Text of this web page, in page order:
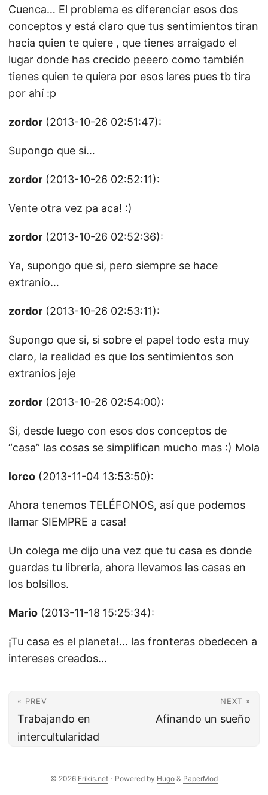
Cuenca… El problema es diferenciar esos dos
conceptos y está claro que tus sentimientos tiran
hacia quien te quiere , que tienes arraigado el
lugar donde has crecido peeero como también
tienes quien te quiera por esos lares pues tb tira
por ahí :p
zordor (2013-10-26 02:51:47):
Supongo que si…
zordor (2013-10-26 02:52:11):
Vente otra vez pa aca! :)
zordor (2013-10-26 02:52:36):
Ya, supongo que si, pero siempre se hace
extranio…
zordor (2013-10-26 02:53:11):
Supongo que si, si sobre el papel todo esta muy
claro, la realidad es que los sentimientos son
extranios jeje
zordor (2013-10-26 02:54:00):
Si, desde luego con esos dos conceptos de
“casa” las cosas se simplifican mucho mas :) Mola
lorco (2013-11-04 13:53:50):
Ahora tenemos TELÉFONOS, así que podemos
llamar SIEMPRE a casa!
Un colega me dijo una vez que tu casa es donde
guardas tu librería, ahora llevamos las casas en
los bolsillos.
Mario (2013-11-18 15:25:34):
¡Tu casa es el planeta!… las fronteras obedecen a
intereses creados…
« PREV
Trabajando en
intercultularidad
NEXT »
Afinando un sueño
© 2026 Frikis.net · Powered by Hugo & PaperMod